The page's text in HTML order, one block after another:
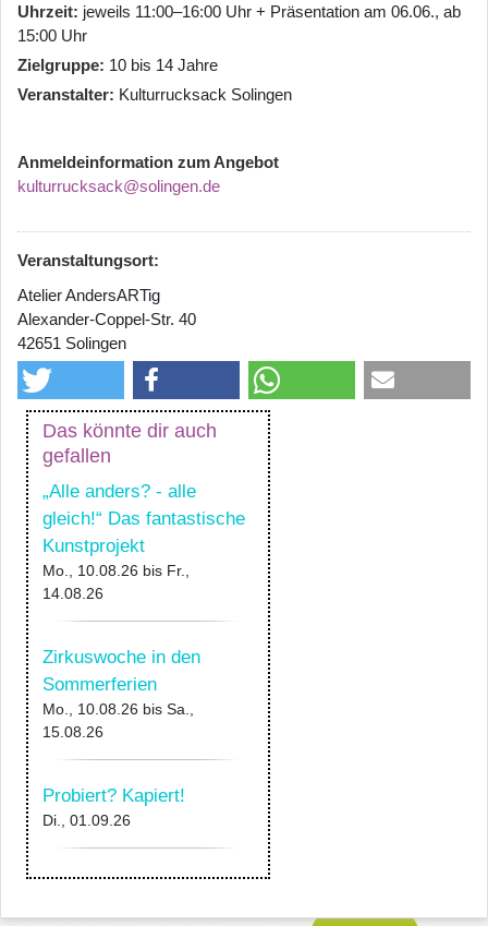
Uhrzeit jeweils 11:00–16:00 Uhr + Präsentation am 06.06., ab
15:00 Uhr
Zielgruppe 10 bis 14 Jahre
Veranstalter Kulturrucksack Solingen
Anmeldeinformation zum Angebot
kulturrucksack@solingen.de
Veranstaltungsort:
Atelier AndersARTig
Alexander-Coppel-Str. 40
42651 Solingen
Das könnte dir auch
gefallen
„Alle anders? - alle
gleich!“ Das fantastische
Kunstprojekt
Mo., 10.08.26 bis Fr.,
14.08.26
Zirkuswoche in den
Sommerferien
Mo., 10.08.26 bis Sa.,
15.08.26
Probiert? Kapiert!
Di., 01.09.26